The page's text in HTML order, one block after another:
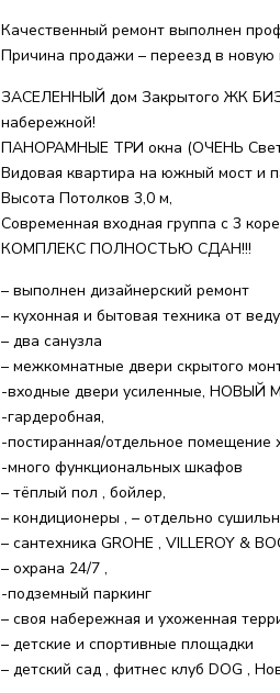
Качественный ремонт выполнен
Причина продажи – переезд в
ЗАСЕЛЕННЫЙ дом Закрытого ЖК
набережной!
ПАНОРАМНЫЕ ТРИ окна (ОЧЕНЬ
Видовая квартира на южный мост и
Высота Потолков 3,0 м,
Современная входная группа с 3
КОМПЛЕКС ПОЛНОСТЬЮ СДАН!!!
– выполнен дизайнерский ремонт
– кухонная и бытовая техника от
– два санузла
– межкомнатные двери скрытого
-входные двери усиленные, НОВЫЙ
-гардеробная,
-постиранная/отдельное помещение
-много функциональных шкафов
– тёплый пол , бойлер,
– кондиционеры , – отдельно
– сантехника GROHE , VILLEROY &
– охрана 24/7 ,
-подземный паркинг
– своя набережная и ухоженная
– детские и спортивные площадки
– детский сад , фитнес клуб DOG ,